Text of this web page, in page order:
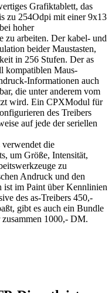
Grafiktablett, das
zu 254Odpi mit einer 9x13
hoher
zu arbeiten. Der kabel- und
beider Maustasten,
in 256 Stufen. Der as
kompatiblen Maus-
Informationen auch
die unter anderem vom
wird. Ein CPXModul für
des Treibers
auf jede der seriellen
verwendet die
um Größe, Intensität,
zu
Andruck und den
ist im Paint über Kennlinien
des as-Treibers 450,-
gibt es auch ein Bundle
1000,- DM.